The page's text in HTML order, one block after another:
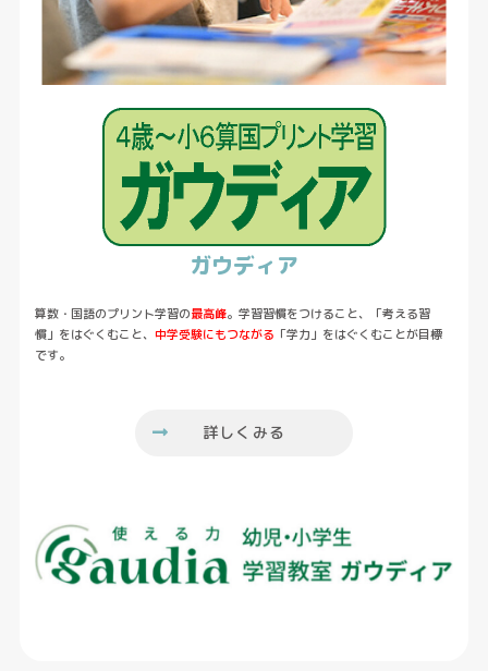
ガウディア
算数・国語のプリント学習の最高峰。学習習慣をつけること、「考える習
慣」をはぐくむこと、 中学受験にもつながる 「学力」をはぐくむことが目標
です。
詳しくみる